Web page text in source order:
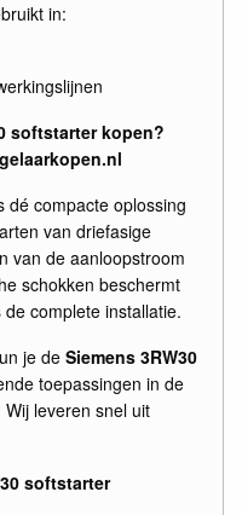
in:
softstarter kopen?
dé compacte oplossing
van driefasige
van de aanloopstroom
schokken beschermt
complete installatie.
je de Siemens 3RW30
toepassingen in de
leveren snel uit
softstarter